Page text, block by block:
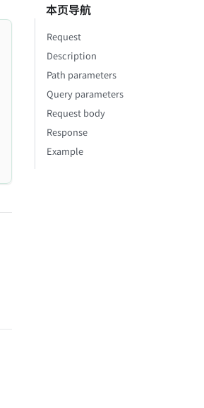
本页导航
Request
Description
Path parameters
Query parameters
Request body
Response
Example